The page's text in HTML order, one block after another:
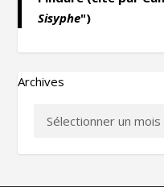
Sisyphe")
Archives